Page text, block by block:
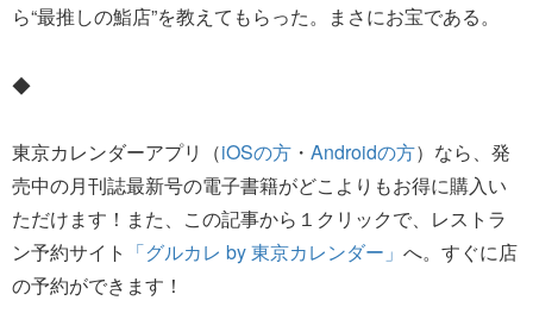
ら“最推しの鮨店”を教えてもらった。まさにお宝である。
◆
東京カレンダーアプリ（iOSの方 ・ Androidの方）なら、発
売中の月刊誌最新号の電子書籍がどこよりもお得に購入い
ただけます！また、この記事から１クリックで、レストラ
ン予約サイト 「グルカレ by 東京カレンダー」 へ。すぐに店
の予約ができます！